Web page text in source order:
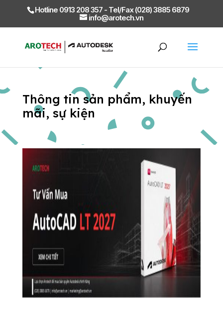
Hotline 0913 208 357 - Tel/Fax (028) 3885 6879
info@arotech.vn
Thông tin sản phẩm, khuyến
mãi, sự kiện